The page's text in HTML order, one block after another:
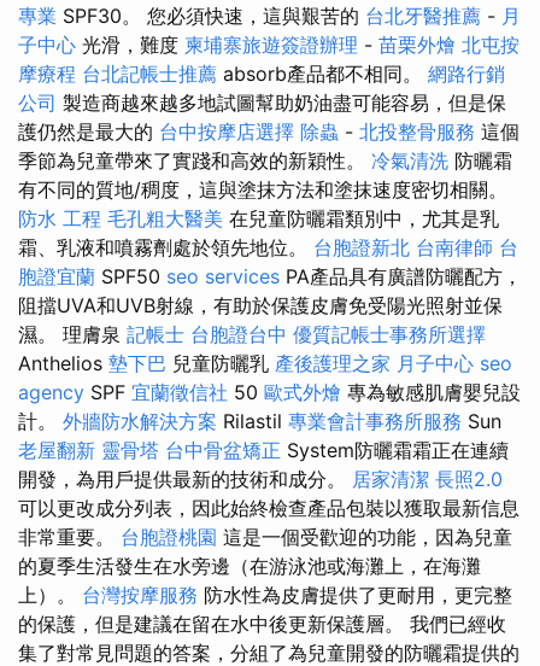
專業 SPF30。 您必須快速，這與艱苦的 台北牙醫推薦 - 月
子中心 光滑，難度 柬埔寨旅遊簽證辦理 - 苗栗外燴 北屯按
摩療程 台北記帳士推薦 absorb產品都不相同。 網路行銷
公司 製造商越來越多地試圖幫助奶油盡可能容易，但是保
護仍然是最大的 台中按摩店選擇 除蟲 - 北投整骨服務 這個
季節為兒童帶來了實踐和高效的新穎性。 冷氣清洗 防曬霜
有不同的質地/稠度，這與塗抹方法和塗抹速度密切相關。
防水 工程 毛孔粗大醫美 在兒童防曬霜類別中，尤其是乳
霜、乳液和噴霧劑處於領先地位。 台胞證新北 台南律師 台
胞證宜蘭 SPF50 seo services PA產品具有廣譜防曬配方，
阻擋UVA和UVB射線，有助於保護皮膚免受陽光照射並保
濕。 理膚泉 記帳士 台胞證台中 優質記帳士事務所選擇
Anthelios 墊下巴 兒童防曬乳 產後護理之家 月子中心 seo
agency SPF 宜蘭徵信社 50 歐式外燴 專為敏感肌膚嬰兒設
計。 外牆防水解決方案 Rilastil 專業會計事務所服務 Sun
老屋翻新 靈骨塔 台中骨盆矯正 System防曬霜霜正在連續
開發，為用戶提供最新的技術和成分。 居家清潔 長照2.0
可以更改成分列表，因此始終檢查產品包裝以獲取最新信息
非常重要。 台胞證桃園 這是一個受歡迎的功能，因為兒童
的夏季生活發生在水旁邊（在游泳池或海灘上，在海灘
上）。 台灣按摩服務 防水性為皮膚提供了更耐用，更完整
的保護，但是建議在留在水中後更新保護層。 我們已經收
集了對常見問題的答案，分組了為兒童開發的防曬霜提供的